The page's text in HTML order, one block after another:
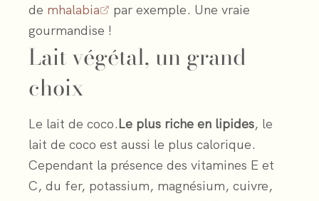
de mhalabia
par exemple. Une vraie
gourmandise !
Lait végétal, un grand
choix
Le lait de coco.Le plus riche en lipides, le
lait de coco est aussi le plus calorique.
Cependant la présence des vitamines E et
C, du fer, potassium, magnésium, cuivre,